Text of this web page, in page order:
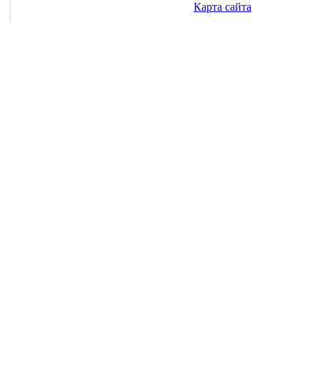
Карта сайта